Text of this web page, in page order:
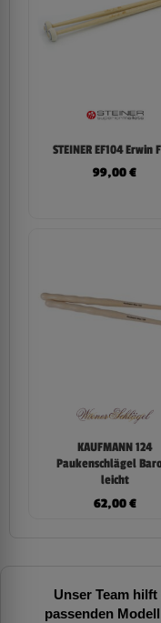
STEINER EF104 Erwin
99,00€
KAUFMANN 124
Paukenschlägel
leicht
62,00€
Unser Team
passenden